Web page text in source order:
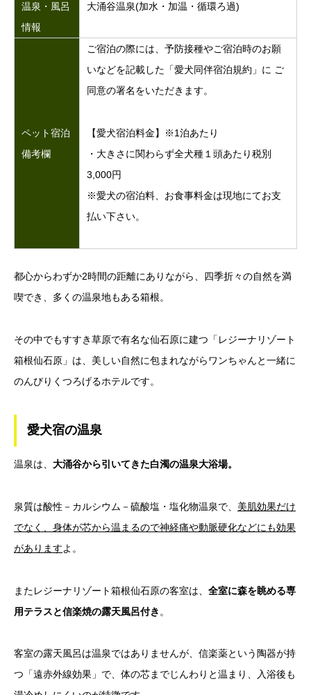
温泉・風呂
情報
大涌谷温泉(加水・加温・循環ろ過)
ペット宿泊
備考欄
ご宿泊の際には、予防接種やご宿泊時のお願
いなどを記載した「愛犬同伴宿泊規約」に ご
同意の署名をいただきます。
【愛犬宿泊料金】※1泊あたり
・大きさに関わらず全犬種１頭あたり税別
3,000円
※愛犬の宿泊料、お食事料金は現地にてお支
払い下さい。
都心からわずか2時間の距離にありながら、四季折々の自然を満
喫でき、多くの温泉地もある箱根。
その中でもすすき草原で有名な仙石原に建つ「レジーナリゾート
箱根仙石原」は、美しい自然に包まれながらワンちゃんと一緒に
のんびりくつろげるホテルです。
愛犬宿の温泉
温泉は、 大涌谷から引いてきた白濁の温泉大浴場。
泉質は酸性－カルシウム－硫酸塩・塩化物温泉で、 美肌効果だけ
でなく、身体が芯から温まるので神経痛や動脈硬化などにも効果
がありますよ。
またレジーナリゾート箱根仙石原の客室は、 全室に森を眺める専
用テラスと信楽焼の露天風呂付き 。
客室の露天風呂は温泉ではありませんが、信楽薬という陶器が持
つ「遠赤外線効果」で、体の芯までじんわりと温まり、入浴後も